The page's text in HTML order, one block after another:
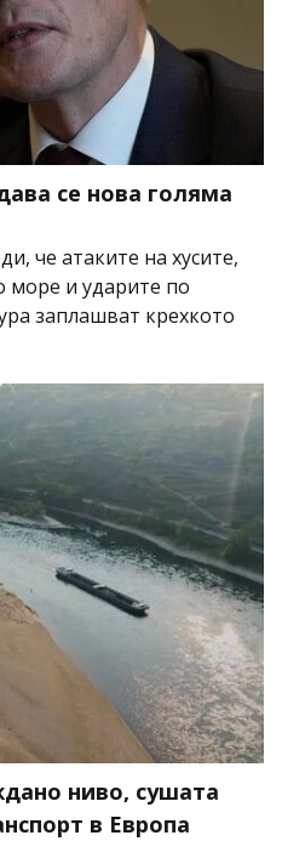
се нова голяма
че атаките на хусите,
море и ударите по
заплашват крехкото
ниво, сушата
в Европа